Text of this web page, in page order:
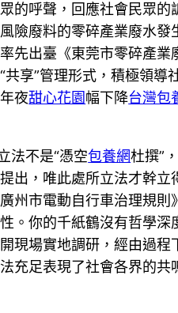
的呼聲，回應社會民眾的
險廢料的零碎產業廢水發
先出臺《東莞市零碎產業
享”管理形式，積極領導
夜甜心花園幅下降台灣包
法不是“憑空包養網杜撰”
提出，唯此處所立法才幹立
州市電動自行車治理規則
。你的千紙鶴沒有哲學深
現場實地調研，經由過程
充足表現了社會各界的共